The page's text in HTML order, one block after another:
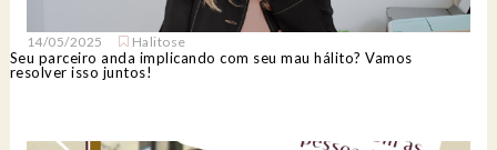
14/05/2025 Halitose
Seu parceiro anda implicando com seu mau hálito? Vamos
resolver isso juntos!